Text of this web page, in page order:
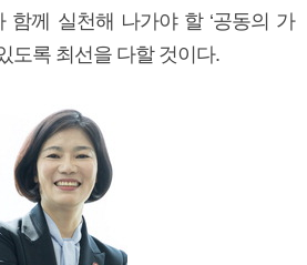
함께 실천해 나가야 할 ‘공동의 가
도록 최선을 다할 것이다.